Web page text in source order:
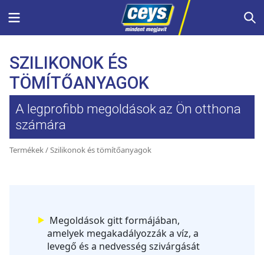
Menu
SZILIKONOK ÉS
TÖMÍTŐANYAGOK
A legprofibb megoldások az Ön otthona
számára
Termékek/ Szilikonok és tömítőanyagok
Megoldások gitt formájában,
amelyek megakadályozzák a víz, a
levegő és a nedvesség szivárgását